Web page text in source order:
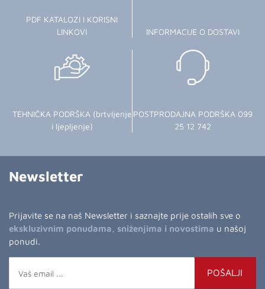
PDF KATALOZI I KORISNI
LINKOVI
INFORMACIJE O DOSTAVI
TEHNIČKA PODRŠKA (brtvljenje
i ljepljenje)
POSTPRODAJNA PODRŠKA 099
25 12 742
Newsletter
Prijavite se na naš Newsletter i saznajte prije ostalih sve o
ekskluzivnim ponudama, sniženjima i novostima u našoj
ponudi.
POŠALJI